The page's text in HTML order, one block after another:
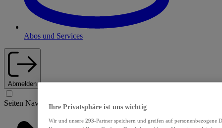
Abos und Services
Abmelden
Seiten NavigationIhre Privatsphäre ist uns wichtig
Wir und unsere 293-Partner speichern und greifen auf personenbezogene